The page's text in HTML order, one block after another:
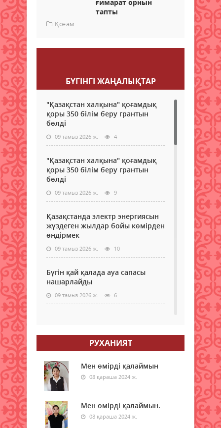
ғимарат орнын
тапты
Қоғам
БҮГІНГI ЖАҢАЛЫҚТАР
"Қазақстан халқына" қоғамдық
қоры 350 білім беру грантын
бөлді
09 тамыз 2026 ж. 4
"Қазақстан халқына" қоғамдық
қоры 350 білім беру грантын
бөлді
09 тамыз 2026 ж. 9
Қазақстанда электр энергиясын
жүздеген жылдар бойы көмірден
өндірмек
09 тамыз 2026 ж. 10
Бүгін қай қалада ауа сапасы
нашарлайды
09 тамыз 2026 ж. 6
мүмкіндік берілді
09 тамыз 2026 ж. 13
Доллар, еуро, рубль: бүгінгі
валюта бағамы белгілі болды
43 градус ыстық: 9 тамызға
РУХАНИЯТ
Мен өмірді қалаймын
08 қараша 2024 ж.
Мен өмірді қалаймын.
08 қараша 2024 ж.